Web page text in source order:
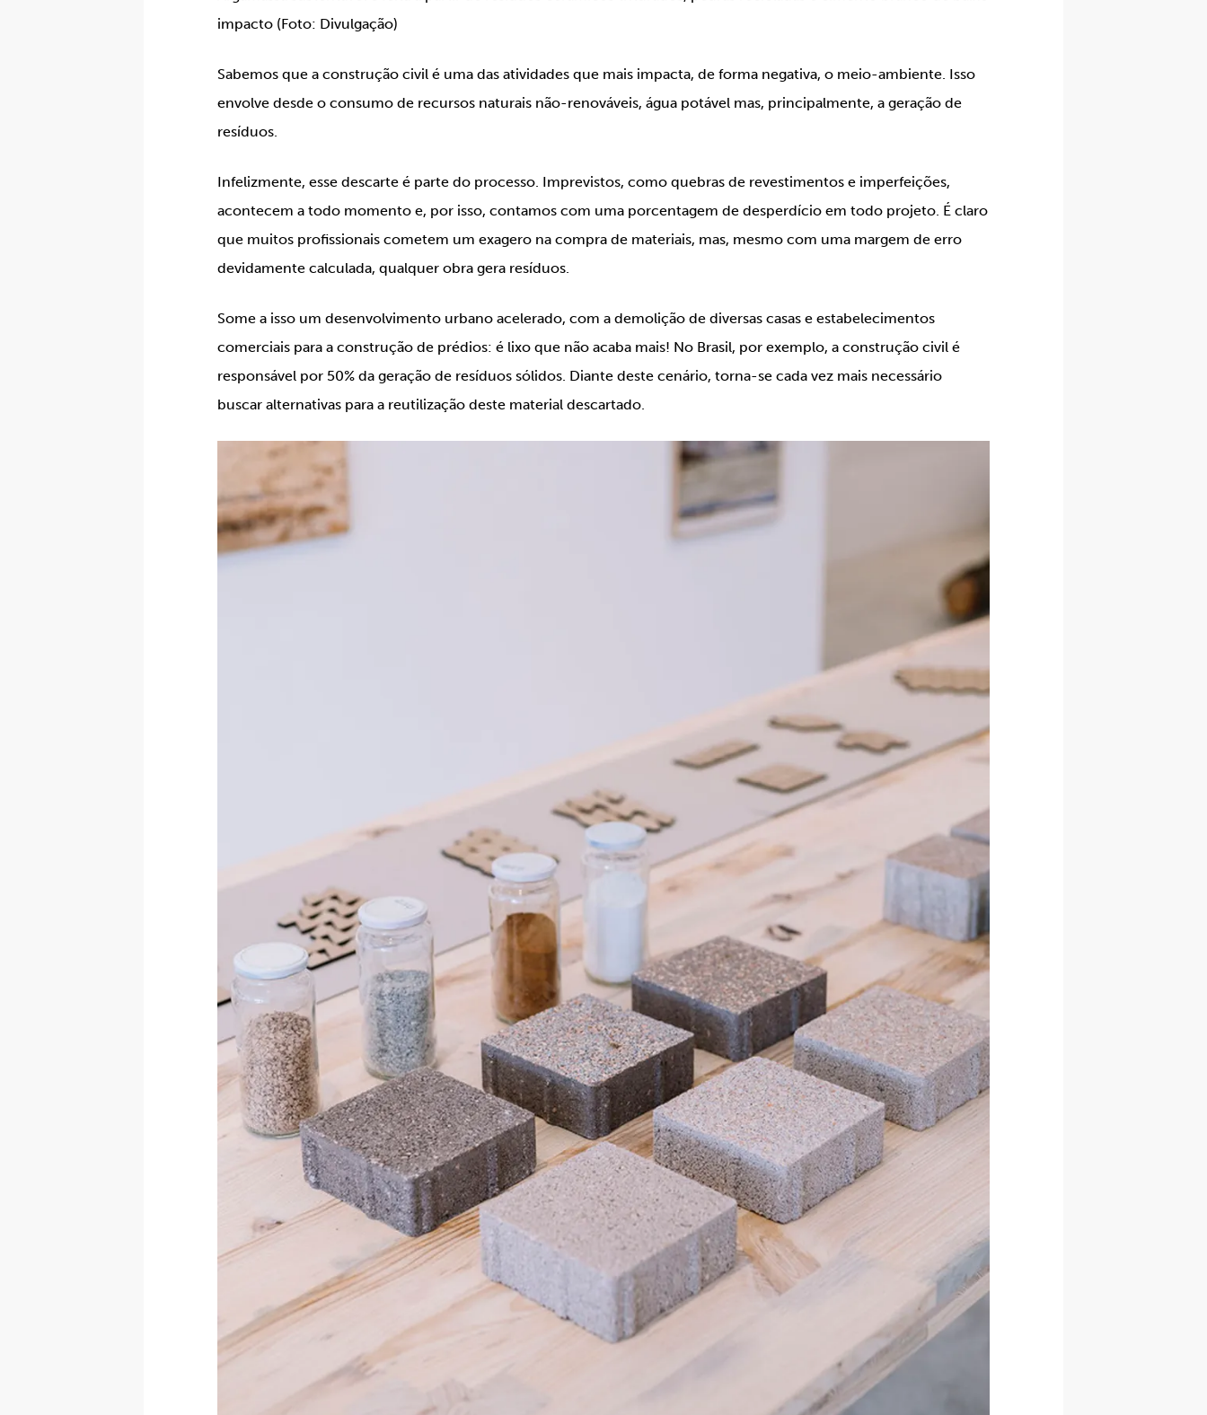
impacto (Foto: Divulgação)
Sabemos que a construção civil é uma das atividades que mais impacta, de forma negativa, o meio-ambiente. Isso
envolve desde o consumo de recursos naturais não-renováveis, água potável mas, principalmente, a geração de
resíduos.
Infelizmente, esse descarte é parte do processo. Imprevistos, como quebras de revestimentos e imperfeições,
acontecem a todo momento e, por isso, contamos com uma porcentagem de desperdício em todo projeto. É claro
que muitos profissionais cometem um exagero na compra de materiais, mas, mesmo com uma margem de erro
devidamente calculada, qualquer obra gera resíduos.
Some a isso um desenvolvimento urbano acelerado, com a demolição de diversas casas e estabelecimentos
comerciais para a construção de prédios: é lixo que não acaba mais! No Brasil, por exemplo, a construção civil é
responsável por 50% da geração de resíduos sólidos. Diante deste cenário, torna-se cada vez mais necessário
buscar alternativas para a reutilização deste material descartado.